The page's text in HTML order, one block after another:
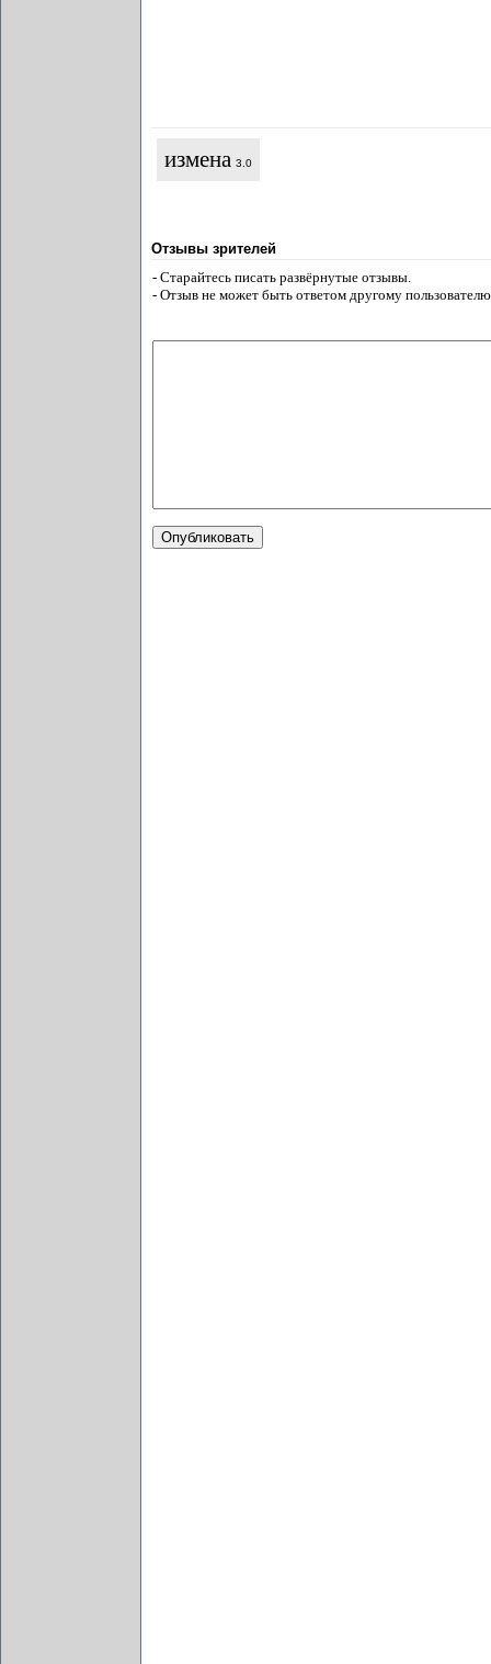
измена 3.0
Отзывы зрителей
- Старайтесь писать развёрнутые отзывы.
- Отзыв не может быть ответом другому